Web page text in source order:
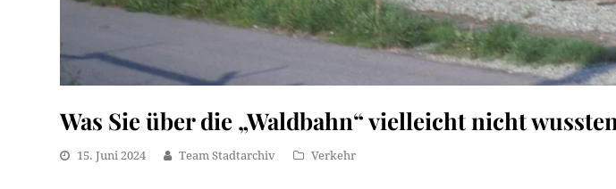
Was Sie über die „Waldbahn“ vielleicht nicht
15. Juni 2024 Team Stadtarchiv Verkehr